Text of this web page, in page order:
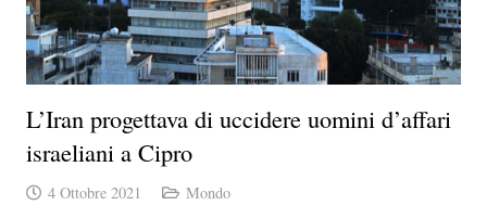
L’Iran progettava di uccidere uomini d’affari
israeliani a Cipro
4 Ottobre 2021 Mondo